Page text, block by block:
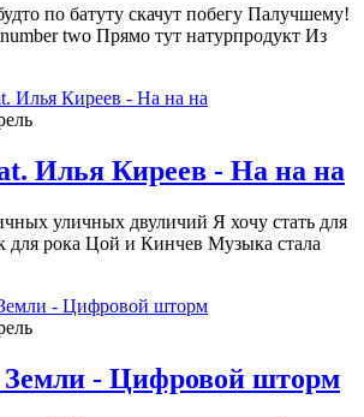
по батуту скачут побегу Палучшему!
two Прямо тут натурпродукт Из
Илья Киреев - На на на
уличных двуличий Я хочу стать для
для рока Цой и Кинчев Музыка стала
Земли - Цифровой шторм